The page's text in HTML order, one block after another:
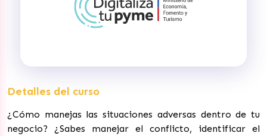
Detalles del curso
¿Cómo manejas las situaciones adversas dentro de tu
negocio? ¿Sabes manejar el conflicto, identificar el